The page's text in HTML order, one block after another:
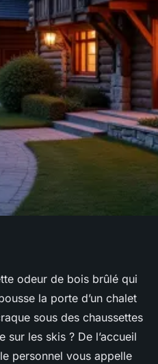
d'un hôtel
d'Huez
min de lecture
odeur de bois brûlé qui
la porte d’un chalet
sous des chaussettes
sur les skis ? De l’accueil
personnel vous appelle